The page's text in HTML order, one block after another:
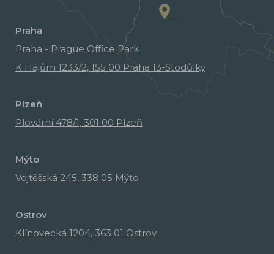
Praha
Praha - Prague Office Park
K Hájům 1233/2, 155 00 Praha 13-Stodůlky
Plzeň
Plovární 478/1, 301 00 Plzeň
Mýto
Vojtěšská 245, 338 05 Mýto
Ostrov
Klínovecká 1204, 363 01 Ostrov